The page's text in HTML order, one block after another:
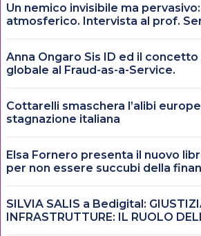
Un nemico invisibile ma
atmosferico. Intervista al prof.
Anna Ongaro Sis ID ed il
globale al Fraud-as-a-Service.
Cottarelli smaschera l’alibi
stagnazione italiana
Elsa Fornero presenta il nuovo
per non essere succubi della
SILVIA SALIS a Bedigital:
INFRASTRUTTURE: IL RUOLO